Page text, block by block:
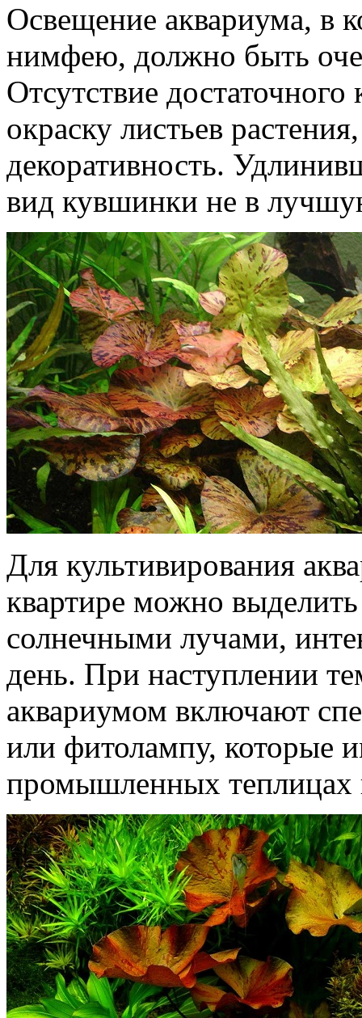
Освещение аквариума, в
нимфею, должно быть
Отсутствие достаточного
окраску листьев
декоративность.
вид кувшинки не в
Для культивирования
квартире можно
солнечными лучами,
день. При наступлении
аквариумом включают
или фитолампу, которые
промышленных теплицах